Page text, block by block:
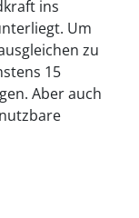
ins
Um
zu
15
Aber auch